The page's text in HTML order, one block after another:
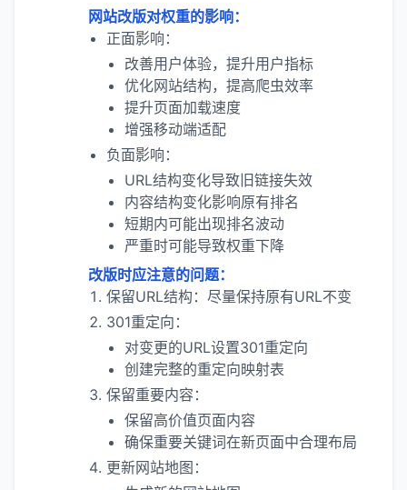
网站改版对权重的影响：
正面影响：
改善用户体验，提升用户指标
优化网站结构，提高爬虫效率
提升页面加载速度
增强移动端适配
负面影响：
URL结构变化导致旧链接失效
内容结构变化影响原有排名
短期内可能出现排名波动
严重时可能导致权重下降
改版时应注意的问题：
保留URL结构：尽量保持原有URL不变
301重定向：
对变更的URL设置301重定向
创建完整的重定向映射表
保留重要内容：
保留高价值页面内容
确保重要关键词在新页面中合理布局
更新网站地图：